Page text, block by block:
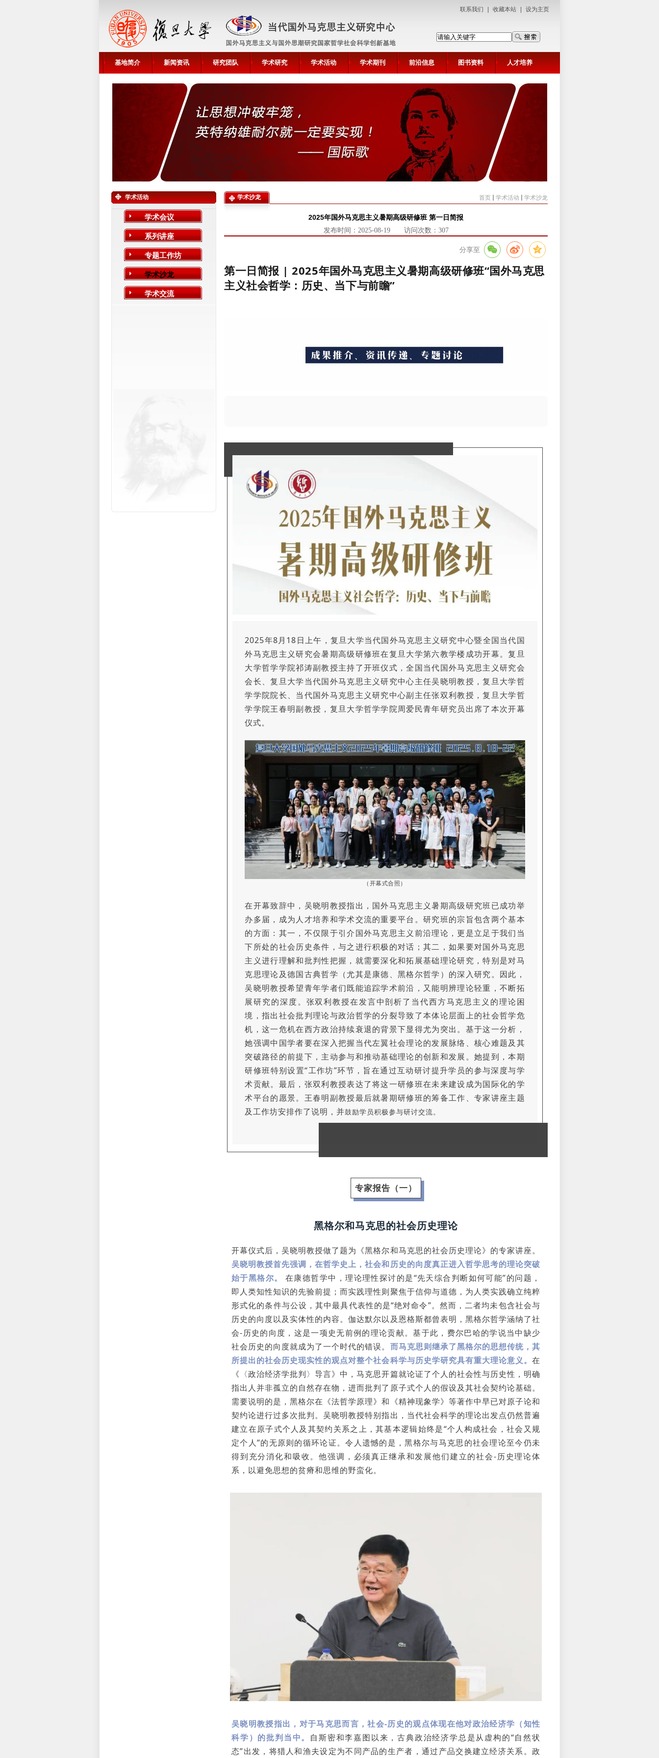
联系我们 收藏本站 设为主页
基地简介 新闻资讯 研究团队 学术研究 学术活动 学术期刊 前沿信息 图书资料 人才培养
学术活动
学术会议
系列讲座
专题工作坊
学术沙龙
学术交流
学术沙龙 首页 学术活动 学术沙龙
2025年国外马克思主义暑期高级研修班 第一日简报
发布时间： 2025-08-19访问次数： 307
分享至
第一日简报 | 2025年国外马克思主义暑期高级研修班“国外马克思
主义社会哲学：历史、当下与前瞻”
2025年8月18日上午，复旦大学当代国外马克思主义研究中心暨全国当代国
外马克思主义研究会暑期高级研修班在复旦大学第六教学楼成功开幕。复旦
大学哲学学院祁涛副教授主持了开班仪式，全国当代国外马克思主义研究会
会长、复旦大学当代国外马克思主义研究中心主任吴晓明教授，复旦大学哲
学学院院长、当代国外马克思主义研究中心副主任张双利教授，复旦大学哲
学学院王春明副教授，复旦大学哲学学院周爱民青年研究员出席了本次开幕
仪式。
（开幕式合照）
在开幕致辞中，吴晓明教授指出，国外马克思主义暑期高级研究班已成功举
办多届，成为人才培养和学术交流的重要平台。研究班的宗旨包含两个基本
的方面：其一，不仅限于引介国外马克思主义前沿理论，更是立足于我们当
下所处的社会历史条件，与之进行积极的对话；其二，如果要对国外马克思
主义进行理解和批判性把握，就需要深化和拓展基础理论研究，特别是对马
克思理论及德国古典哲学（尤其是康德、黑格尔哲学）的深入研究。因此，
吴晓明教授希望青年学者们既能追踪学术前沿，又能明辨理论轻重，不断拓
展研究的深度。张双利教授在发言中剖析了当代西方马克思主义的理论困
境，指出社会批判理论与政治哲学的分裂导致了本体论层面上的社会哲学危
机，这一危机在西方政治持续衰退的背景下显得尤为突出。基于这一分析，
她强调中国学者要在深入把握当代左翼社会理论的发展脉络、核心难题及其
突破路径的前提下，主动参与和推动基础理论的创新和发展。她提到，本期
研修班特别设置“工作坊”环节，旨在通过互动研讨提升学员的参与深度与学
术贡献。最后，张双利教授表达了将这一研修班在未来建设成为国际化的学
术平台的愿景。王春明副教授最后就暑期研修班的筹备工作、专家讲座主题
及工作坊安排作了说明，并鼓励学员积极参与研讨交流。
专家报告（一）
黑格尔和马克思的社会历史理论
开幕仪式后，吴晓明教授做了题为《黑格尔和马克思的社会历史理论》的专家讲座。
吴晓明教授首先强调，在哲学史上，社会和历史的向度真正进入哲学思考的理论突破
始于黑格尔。
在康德哲学中，理论理性探讨的是“先天综合判断如何可能”的问题，
即人类知性知识的先验前提；而实践理性则聚焦于信仰与道德，为人类实践确立纯粹
形式化的条件与公设，其中最具代表性的是“绝对命令”。然而，二者均未包含社会与
历史的向度以及实体性的内容。伽达默尔以及恩格斯都曾表明，黑格尔哲学涵纳了社
会-历史的向度，这是一项史无前例的理论贡献。基于此，费尔巴哈的学说当中缺少
社会历史的向度就成为了一个时代的错误。 而马克思则继承了黑格尔的思想传统，其
所提出的社会历史现实性的观点对整个社会科学与历史学研究具有重大理论意义。 在
《〈政治经济学批判〉导言》中，马克思开篇就论证了个人的社会性与历史性，明确
指出人并非孤立的自然存在物，进而批判了原子式个人的假设及其社会契约论基础。
需要说明的是，黑格尔在《法哲学原理》和《精神现象学》等著作中早已对原子论和
契约论进行过多次批判。吴晓明教授特别指出，当代社会科学的理论出发点仍然普遍
建立在原子式个人及其契约关系之上，其基本逻辑始终是“个人构成社会，社会又规
定个人”的无原则的循环论证。令人遗憾的是，黑格尔与马克思的社会理论至今仍未
得到充分消化和吸收。他强调，必须真正继承和发展他们建立的社会-历史理论体
系，以避免思想的贫瘠和思维的野蛮化。
吴晓明教授指出，对于马克思而言，社会-历史的观点体现在他对政治经济学（知性
科学）的批判当中。 自斯密和李嘉图以来，古典政治经济学总是从虚构的“自然状
态”出发，将猎人和渔夫设定为不同产品的生产者，通过产品交换建立经济关系。政